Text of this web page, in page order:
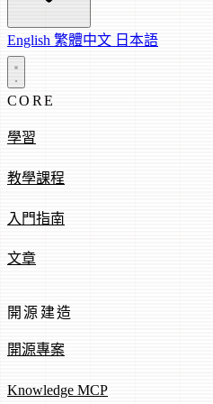
English 繁體中文 日本語
CORE
學習
教學課程
入門指南
文章
開源建造
開源專案
Knowledge MCP